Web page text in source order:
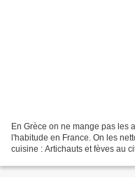
En Grèce on ne mange pas les
l'habitude en France. On les
cuisine : Artichauts et fèves au